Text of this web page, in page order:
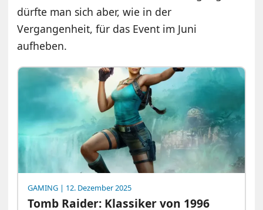
dürfte man sich aber, wie in der
Vergangenheit, für das Event im Juni
aufheben.
GAMING | 12. Dezember 2025
Tomb Raider: Klassiker von 1996